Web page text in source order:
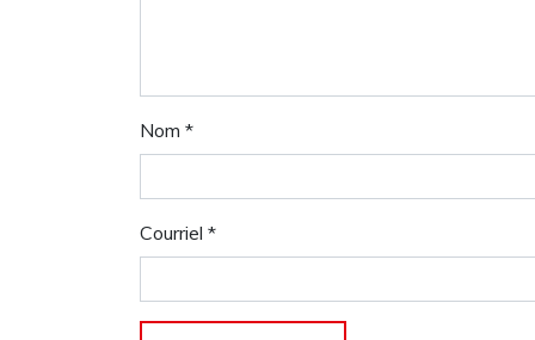
Nom *
Courriel *